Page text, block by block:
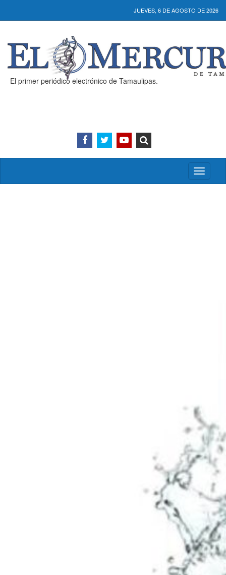
JUEVES, 6 DE AGOSTO DE 2026
El primer periódico electrónico de Tamaulipas.
Activar/
menú